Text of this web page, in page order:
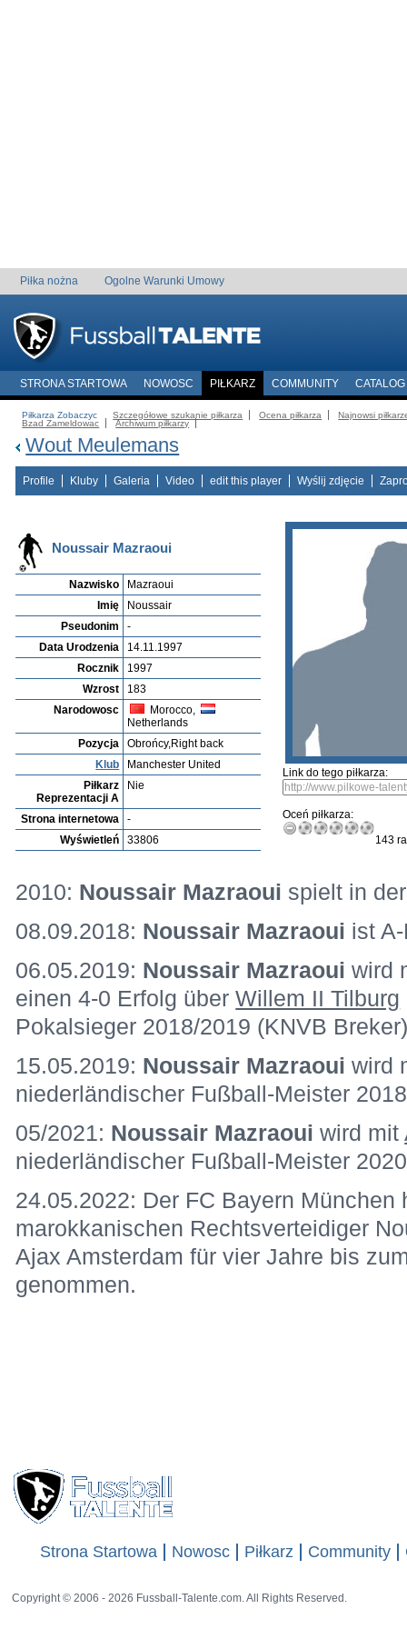
Piłka nożna Ogolne Warunki Umowy
STRONA STARTOWA NOWOSC PIŁKARZ COMMUNITY CATALOG
Piłkarza Zobaczyc Szczegółowe szukanie piłkarza Ocena piłkarza
Najnowsi
Bzad Zameldowac
Archiwum piłkarzy
Wout Meulemans
Profile Kluby Galeria Video edit this player Wyślij zdjęcie
Noussair Mazraoui
Nazwisko
Mazraoui
Imię
Noussair
Pseudonim
-
Data Urodzenia
14.11.1997
Rocznik
1997
Wzrost
183
Narodowosc
Morocco,
Netherlands
Pozycja
Obrońcy,Right back
Klub
Manchester United
Piłkarz
Reprezentacji A
Nie
Strona internetowa
-
Wyświetleń
33806
Link do tego piłkarza:
Oceń piłkarza:
143
2010: Noussair Mazraoui spielt in
08.09.2018: Noussair Mazraoui ist
06.05.2019: Noussair Mazraoui wird
einen 4-0 Erfolg überWillem II Tilburg
Pokalsieger 2018/2019 (KNVB
15.05.2019: Noussair Mazraoui wird
niederländischer Fußball-Meister
05/2021: Noussair Mazraoui wird mit
niederländischer Fußball-Meister
24.05.2022: Der FC Bayern München
marokkanischen Rechtsverteidiger
Ajax Amsterdam für vier Jahre bis
genommen.
Strona Startowa Nowosc Piłkarz Community
Copyright © 2006 - 2026 Fussball-Talente.com. All Rights Reserved.